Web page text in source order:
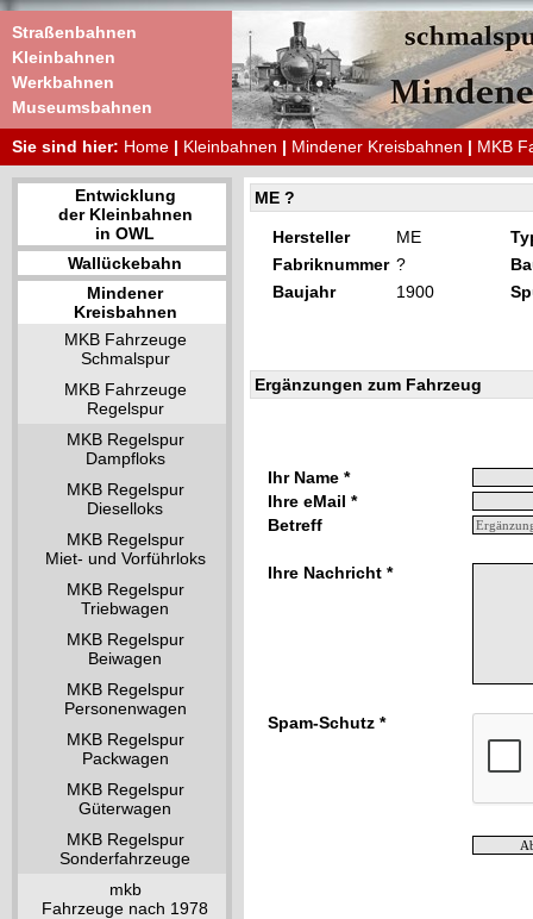
Straßenbahnen
Kleinbahnen
Werkbahnen
Museumsbahnen
Sie sind hier: Home | Kleinbahnen | Mindener Kreisbahnen | MKB
Entwicklung
der Kleinbahnen
in OWL
Wallückebahn
Mindener
Kreisbahnen
MKB Fahrzeuge
Schmalspur
MKB Fahrzeuge
Regelspur
MKB Regelspur
Dampfloks
MKB Regelspur
Dieselloks
MKB Regelspur
Miet- und Vorführloks
MKB Regelspur
Triebwagen
MKB Regelspur
Beiwagen
MKB Regelspur
Personenwagen
MKB Regelspur
Packwagen
MKB Regelspur
Güterwagen
MKB Regelspur
Sonderfahrzeuge
mkb
Fahrzeuge nach 1978
ME ?
Hersteller ME
Fabriknummer ?
Baujahr
1900
Ergänzungen zum Fahrzeug
Ihr Name *
Ihre eMail *
Betreff
Ihre Nachricht *
Spam-Schutz *